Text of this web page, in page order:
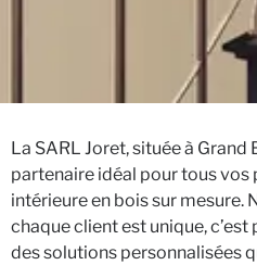
La SARL Joret, située à
partenaire idéal pour tous vos
intérieure en bois sur mesure.
chaque client est unique,
des solutions personnalisées